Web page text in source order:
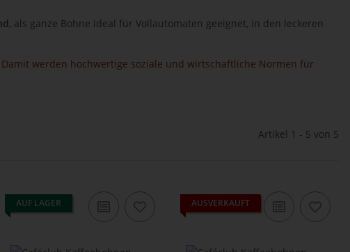
, als ganze Bohne ideal für Vollautomaten geeignet, in den leckeren
werden hochwertige soziale und wirtschaftliche Normen für
Artikel 1 - 5 von 5
AUF LAGER AUSVERKAUFT